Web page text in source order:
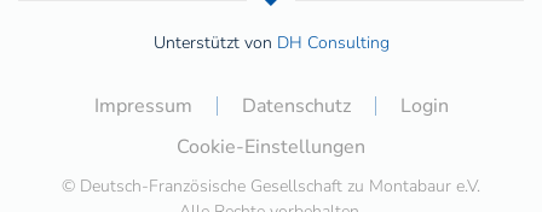
Unterstützt von DH Consulting
Impressum Datenschutz
Login
Cookie-Einstellungen
© Deutsch-Französische Gesellschaft zu Montabaur e.V.